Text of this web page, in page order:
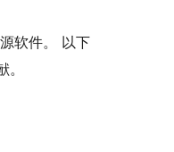
软件。 以下